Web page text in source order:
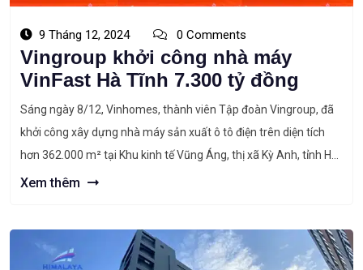
9 Tháng 12, 2024 0 Comments
Vingroup khởi công nhà máy
VinFast Hà Tĩnh 7.300 tỷ đồng
Sáng ngày 8/12, Vinhomes, thành viên Tập đoàn Vingroup, đã
khởi công xây dựng nhà máy sản xuất ô tô điện trên diện tích
hơn 362.000 m² tại Khu kinh tế Vũng Áng, thị xã Kỳ Anh, tỉnh Hà
Tĩnh. Dự án có tổng vốn đầu tư 7.300 tỷ đồng, trong đó vốn góp
Xem thêm